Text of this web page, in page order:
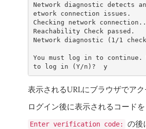
Network diagnostic detects
etwork connection issues.
Reachability Check passed.
Network diagnostic (1/1
You must log in to continue.
to log in (Y/n)?  y
表示されるURLにブラウザでアク
ログイン後に表示されるコードを
Enter verification code:
の後